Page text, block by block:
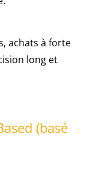
achats à forte
long et
(basé